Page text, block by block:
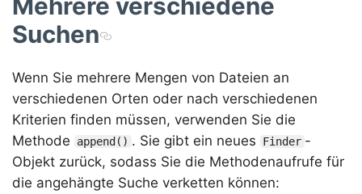
Suchen
Wenn Sie mehrere Mengen von Dateien an
verschiedenen Orten oder nach verschiedenen
Kriterien finden müssen, verwenden Sie die
Methode
append() . Sie gibt ein neues Finder -
Objekt zurück, sodass Sie die Methodenaufrufe für
die angehängte Suche verketten können: